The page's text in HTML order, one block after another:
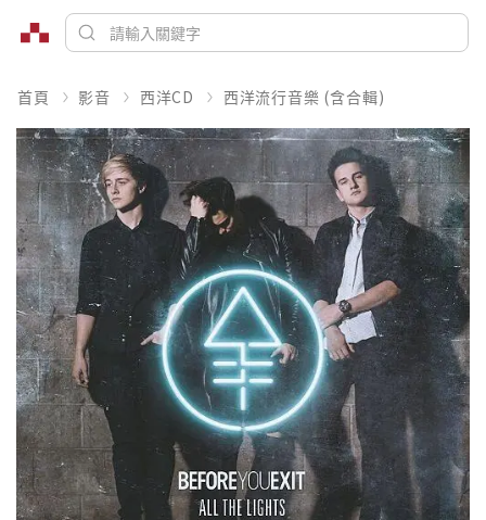
首頁 影音 西洋CD 西洋流行音樂 (含合輯)